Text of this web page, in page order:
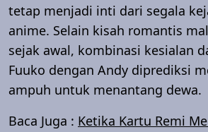
tetap menjadi inti dari segala
anime. Selain kisah romantis
sejak awal, kombinasi kesialan
Fuuko dengan Andy diprediksi
ampuh untuk menantang dewa.
Baca Juga : Ketika Kartu Remi